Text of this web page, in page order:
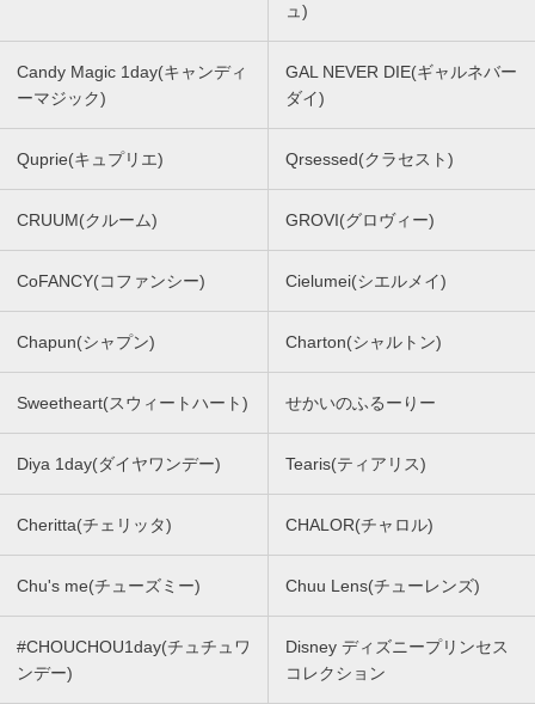
ュ)
Candy Magic 1day(キャンディ
ーマジック)
GAL NEVER DIE(ギャルネバー
ダイ)
Quprie(キュプリエ) Qrsessed(クラセスト)
CRUUM(クルーム) GROVI(グロヴィー)
CoFANCY(コファンシー) Cielumei(シエルメイ)
Chapun(シャプン) Charton(シャルトン)
Sweetheart(スウィートハート) せかいのふるーりー
Diya 1day(ダイヤワンデー) Tearis(ティアリス)
Cheritta(チェリッタ) CHALOR(チャロル)
Chu's me(チューズミー) Chuu Lens(チューレンズ)
#CHOUCHOU1day(チュチュワ
ンデー)
Disney ディズニープリンセス
コレクション